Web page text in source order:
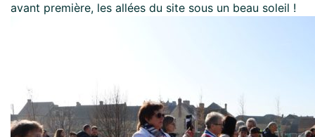
avant première, les allées du site sous un beau soleil !